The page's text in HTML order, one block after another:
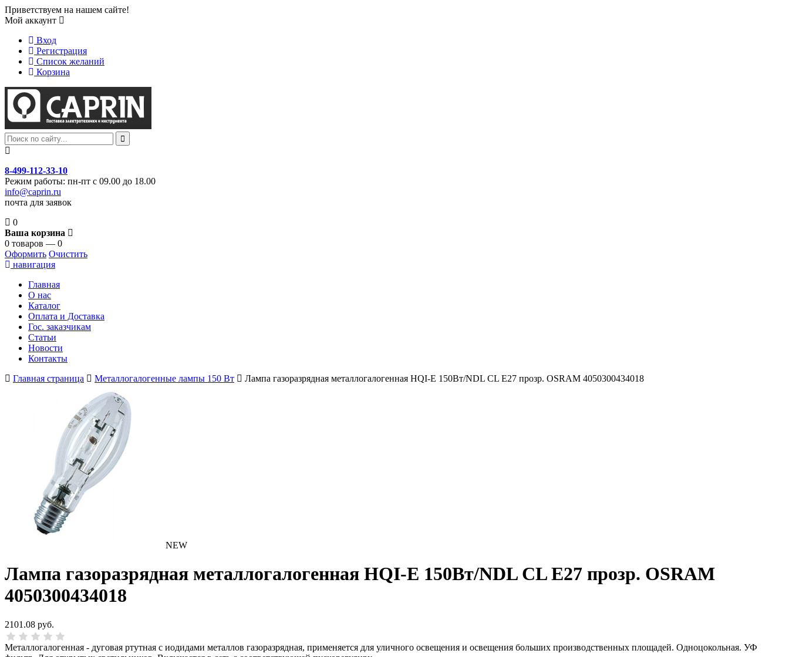
Приветствуем на нашем сайте!
Мой аккаунт
Вход
Регистрация
Список желаний
Корзина
8-499-112-33-10
Режим работы: пн-пт с 09.00 до 18.00
info@caprin.ru
почта для заявок
0
Ваша корзина
0 товаров — 0
Оформить Очистить
навигация
Главная
О нас
Каталог
Оплата и Доставка
Гос. заказчикам
Статьи
Новости
Контакты
Главная страница
Металлогалогенные лампы 150 Вт Лампа газоразрядная металлогалогенная HQI-E 150Вт/NDL CL E27 прозр. OSRAM 4050300434018
NEW
Лампа газоразрядная металлогалогенная HQI-E 150Вт/NDL CL E27 прозр. OSRAM
4050300434018
2101.08 руб.
Металлогалогенная - дуговая ртутная с иодидами металлов газоразрядная, применяется для уличного освещения и освещения больших производственных площадей. Одноцокольная. УФ